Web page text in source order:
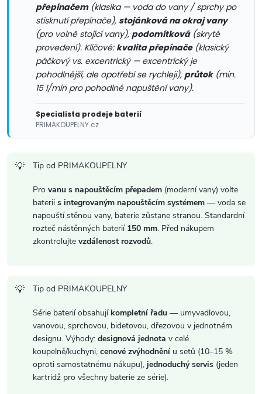
p
přepínačem(klasika — voda do vany / sprchy po
stisknutí přepínače), stojánková na okraj vany
(pro volně stojící vany), podomítková(skryté
provedení). Klíčové: kvalita přepínače(klasický
páčkový vs. excentrický — excentrický je
pohodlnější, ale opotřebí se rychleji), průtok(min.
15 l/min pro pohodlné napuštění vany).
Specialista prodeje baterií
PRIMAKOUPELNY.cz
Tip od PRIMAKOUPELNY
Pro vanu s napouštěcím přepadem (moderní vany) volte
baterii s integrovaným napouštěcím systémem — voda se
napouští stěnou vany, baterie zůstane stranou. Standardní
rozteč nástěnných baterií 150 mm. Před nákupem
zkontrolujte vzdálenost rozvodů.
Tip od PRIMAKOUPELNY
Série baterií obsahují kompletní řadu — umyvadlovou,
vanovou, sprchovou, bidetovou, dřezovou v jednotném
designu. Výhody: designová jednota v celé
koupelně/kuchyni, cenové zvýhodnění u setů (10–15 %
oproti samostatnému nákupu), jednoduchý servis (jeden
kartridž pro všechny baterie ze série).